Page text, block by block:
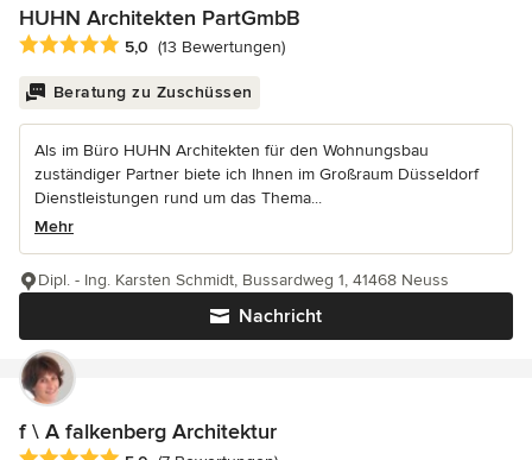
HUHN Architekten PartGmbB
Durchschnittliche Bewertung: 5 von 5 Sternen
5,0 (13 Bewertungen)
Beratung zu Zuschüssen
Als im Büro HUHN Architekten für den Wohnungsbau
zuständiger Partner biete ich Ihnen im Großraum Düsseldorf
Dienstleistungen rund um das Thema...
Mehr
Nachricht
Dipl. - Ing. Karsten Schmidt, Bussardweg 1, 41468 Neuss
f \ A falkenberg Architektur